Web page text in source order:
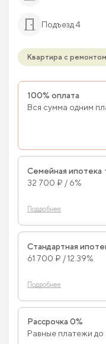
Подъезд 4
Квартира с ремонтом
100% оплата
Вся сумма одним
Семейная ипотека
32 700 ₽ / 6%
Подробнее
Стандартная
61 700 ₽ / 12.39%
Подробнее
Рассрочка 0%
Равные платежи до